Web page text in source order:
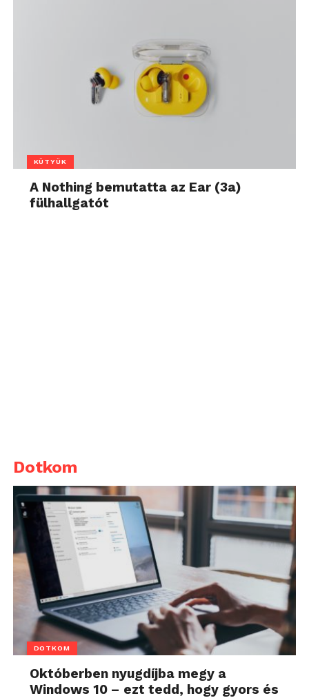
KÜTYÜK
A Nothing bemutatta az Ear (3a)
fülhallgatót
Dotkom
DOTKOM
Októberben nyugdíjba megy a
Windows 10 – ezt tedd, hogy gyors és